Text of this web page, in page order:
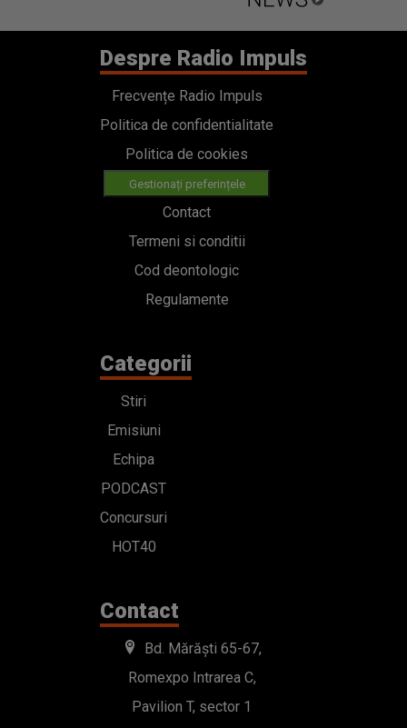
Despre Radio Impuls
Frecvențe Radio Impuls
Politica de confidentialitate
Politica de cookies
Gestionați preferințele
Contact
Termeni si conditii
Cod deontologic
Regulamente
Categorii
Stiri
Emisiuni
Echipa
PODCAST
Concursuri
HOT40
Contact
Bd. Mărăști 65-67,
Romexpo Intrarea C,
Pavilion T, sector 1